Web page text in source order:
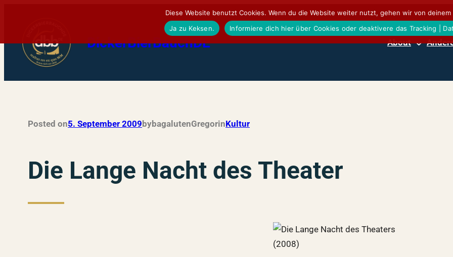
DickerBierBauchDE About
Posted on5. September 2009 bybagalutenGregorinKultur
Die Lange Nacht des Theater
Diese Website benutzt Cookies. Wenn du die Website weiter nutzt, gehen wir von deinem
Ja zu Keksen.
Informiere dich hier über Cookies oder deaktivere das Tracking |